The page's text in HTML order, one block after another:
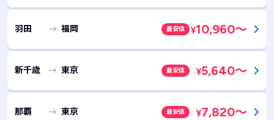
羽田 福岡 最安値 ¥10,960～
新千歳 東京 最安値 ¥5,640～
那覇 東京 最安値 ¥7,820～